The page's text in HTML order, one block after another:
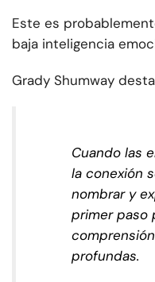
Este es
baja inteligencia
Grady Shumway
Cuando las
la conexión
nombrar y
primer paso
profundas.